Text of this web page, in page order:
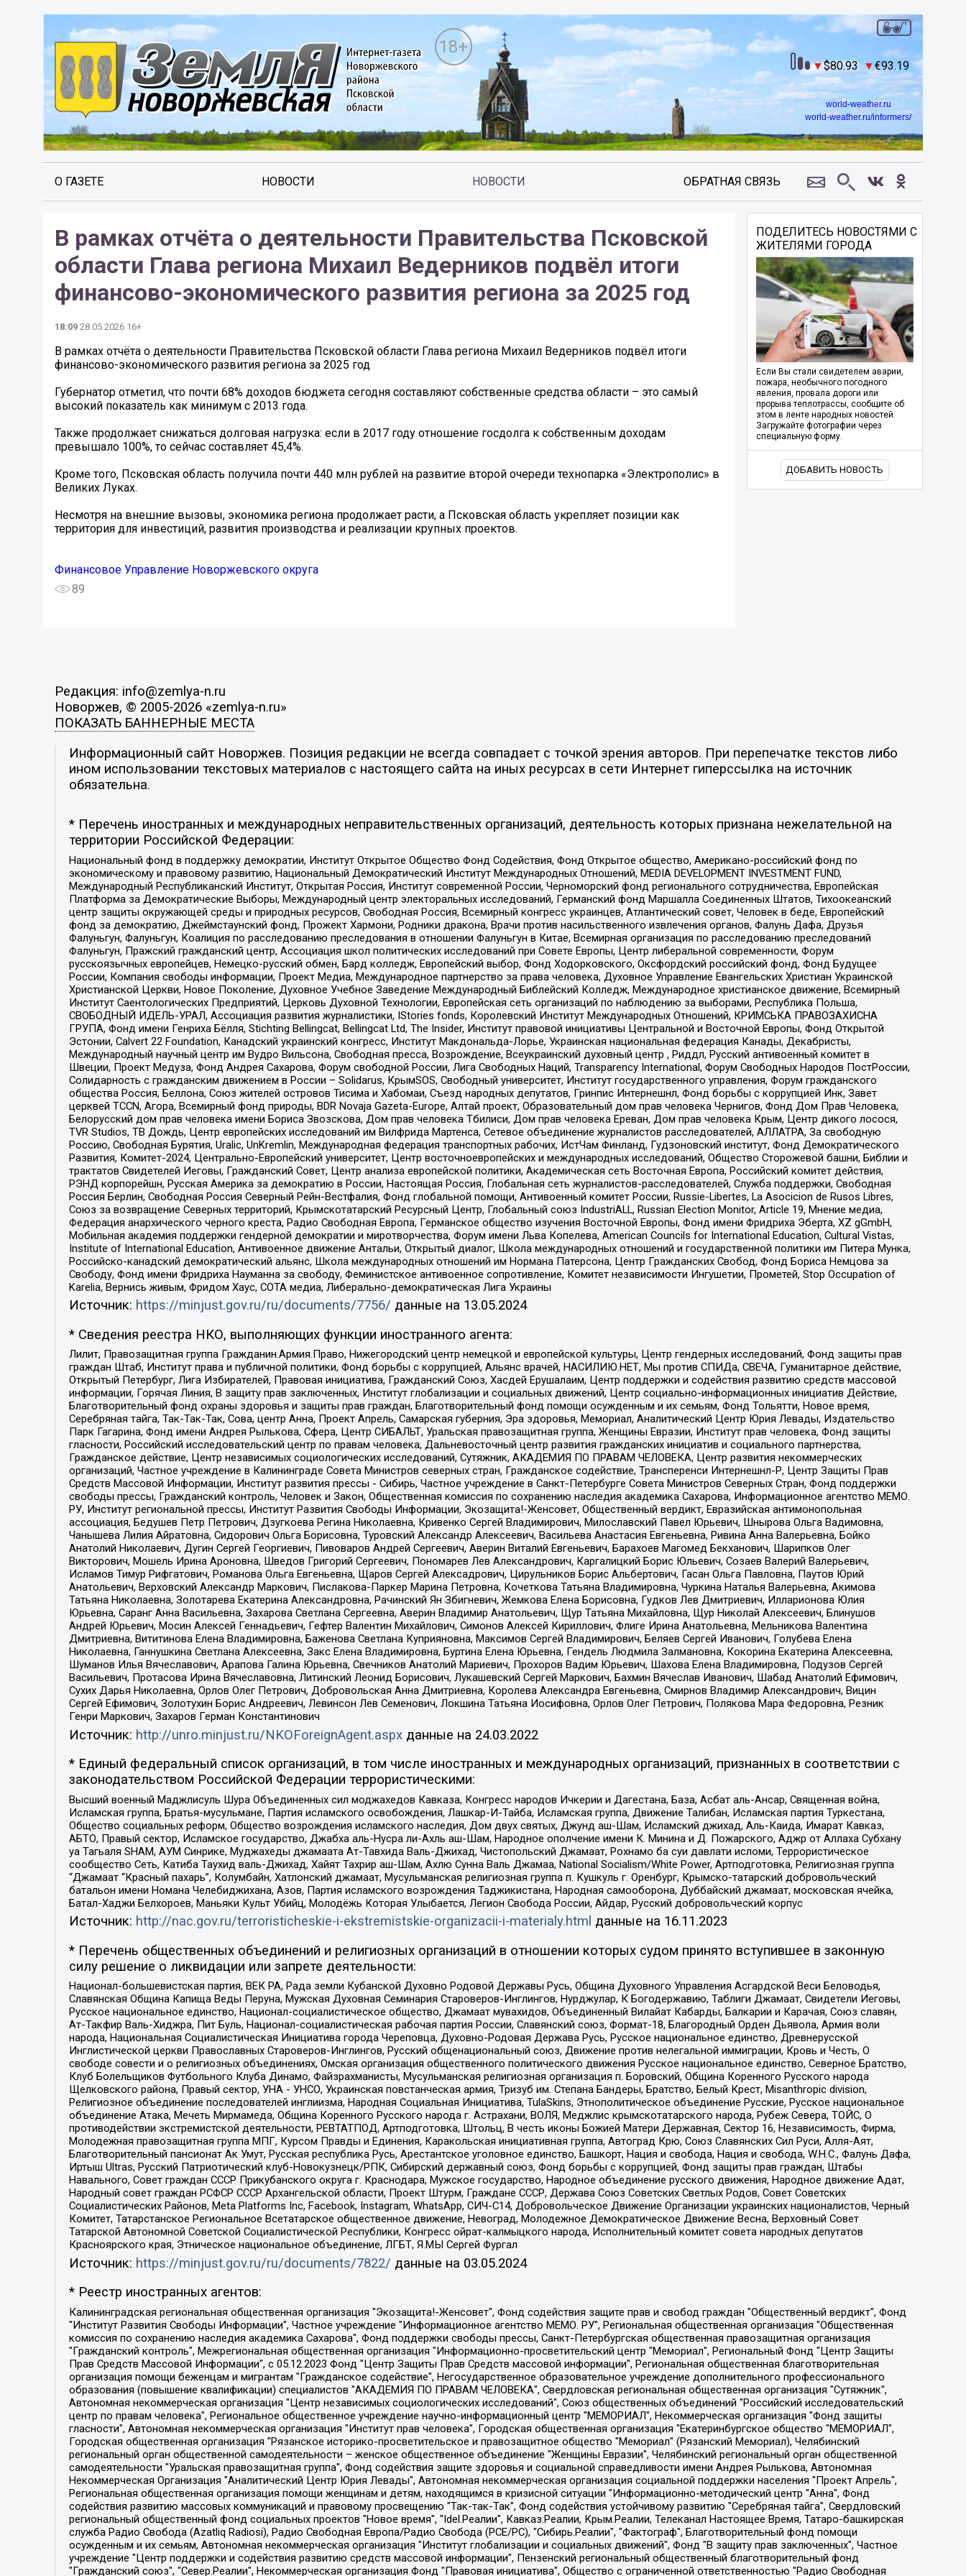
18+
80.93 93.19
world-weather.ru
world-weather.ru/informers/
О ГАЗЕТЕ НОВОСТИ НОВОСТИ ОБРАТНАЯ СВЯЗЬ
В рамках отчёта о деятельности Правительства Псковской
области Глава региона Михаил Ведерников подвёл итоги
финансово-экономического развития региона за 2025 год
18:09 28.05.2026 16+
В рамках отчёта о деятельности Правительства Псковской области Глава региона Михаил Ведерников подвёл итоги
финансово-экономического развития региона за 2025 год
Губернатор отметил, что почти 68% доходов бюджета сегодня составляют собственные средства области – это самый
высокий показатель как минимум с 2013 года.
Также продолжает снижаться долговая нагрузка: если в 2017 году отношение госдолга к собственным доходам
превышало 100%, то сейчас составляет 45,4%.
Кроме того, Псковская область получила почти 440 млн рублей на развитие второй очереди технопарка «Электрополис» в
Великих Луках.
Несмотря на внешние вызовы, экономика региона продолжает расти, а Псковская область укрепляет позиции как
территория для инвестиций, развития производства и реализации крупных проектов.
Финансовое Управление Новоржевского округа
89
ПОДЕЛИТЕСЬ НОВОСТЯМИ С
ЖИТЕЛЯМИ ГОРОДА
Если Вы стали свидетелем аварии,
пожара, необычного погодного
явления, провала дороги или
прорыва теплотрассы, сообщите об
этом в ленте народных новостей.
Загружайте фотографии через
специальную форму.
ДОБАВИТЬ НОВОСТЬ
Редакция: info@zemlya-n.ru
Новоржев, © 2005-2026 «zemlya-n.ru»
ПОКАЗАТЬ БАННЕРНЫЕ МЕСТА
Информационный сайт Новоржев. Позиция редакции не всегда совпадает с точкой зрения авторов. При перепечатке текстов либо
ином использовании текстовых материалов с настоящего сайта на иных ресурсах в сети Интернет гиперссылка на источник
обязательна.
* Перечень иностранных и международных неправительственных организаций, деятельность которых признана нежелательной на
территории Российской Федерации:
Национальный фонд в поддержку демократии, Институт Открытое Общество Фонд Содействия, Фонд Открытое общество, Американо-российский фонд по
экономическому и правовому развитию, Национальный Демократический Институт Международных Отношений, MEDIA DEVELOPMENT INVESTMENT FUND,
Международный Республиканский Институт, Открытая Россия, Институт современной России, Черноморский фонд регионального сотрудничества, Европейская
Платформа за Демократические Выборы, Международный центр электоральных исследований, Германский фонд Маршалла Соединенных Штатов, Тихоокеанский
центр защиты окружающей среды и природных ресурсов, Свободная Россия, Всемирный конгресс украинцев, Атлантический совет, Человек в беде, Европейский
фонд за демократию, Джеймстаунский фонд, Прожект Хармони, Родники дракона, Врачи против насильственного извлечения органов, Фалунь Дафа, Друзья
Фалуньгун, Фалуньгун, Коалиция по расследованию преследования в отношении Фалуньгун в Китае, Всемирная организация по расследованию преследований
Фалуньгун, Пражский гражданский центр, Ассоциация школ политических исследований при Совете Европы, Центр либеральной современности, Форум
русскоязычных европейцев, Немецко-русский обмен, Бард колледж, Европейский выбор, Фонд Ходорковского, Оксфордский российский фонд, Фонд Будущее
России, Компания свободы информации, Проект Медиа, Международное партнерство за права человека, Духовное Управление Евангельских Христиан Украинской
Христианской Церкви, Новое Поколение, Духовное Учебное Заведение Международный Библейский Колледж, Международное христианское движение, Всемирный
Институт Саентологических Предприятий, Церковь Духовной Технологии, Европейская сеть организаций по наблюдению за выборами, Республика Польша,
СВОБОДНЫЙ ИДЕЛЬ-УРАЛ, Ассоциация развития журналистики, IStories fonds, Королевский Институт Международных Отношений, КРИМСЬКА ПРАВОЗАХИСНА
ГРУПА, Фонд имени Генриха Бёлля, Stichting Bellingcat, Bellingcat Ltd, The Insider, Институт правовой инициативы Центральной и Восточной Европы, Фонд Открытой
Эстонии, Calvert 22 Foundation, Канадский украинский конгресс, Институт Макдональда-Лорье, Украинская национальная федерация Канады, Декабристы,
Международный научный центр им Вудро Вильсона, Свободная пресса, Возрождение, Всеукраинский духовный центр , Риддл, Русский антивоенный комитет в
Швеции, Проект Медуза, Фонд Андрея Сахарова, Форум свободной России, Лига Свободных Наций, Transparеncy International, Форум Свободных Народов ПостРоссии,
Солидарность с гражданским движением в России – Solidarus, КрымSOS, Свободный университет, Институт государственного управления, Форум гражданского
общества Россия, Беллона, Союз жителей островов Тисима и Хабомаи, Съезд народных депутатов, Гринпис Интернешнл, Фонд борьбы с коррупцией Инк, Завет
церквей TCCN, Агора, Всемирный фонд природы, BDR Novaja Gazeta-Europe, Алтай проект, Образовательный дом прав человека Чернигов, Фонд Дом Прав Человека,
Белорусский дом прав человека имени Бориса Звозскова, Дом прав человека Тбилиси, Дом прав человека Ереван, Дом прав человека Крым, Центр дикого лосося,
TVR Studios, ТВ Дождь, Центр европейских исследований им Вилфрида Мартенса, Сетевое объединение журналистов расследователей, АЛЛАТРА, За свободную
Россию, Свободная Бурятия, Uralic, UnKremlin, Международная федерация транспортных рабочих, ИстЧам Финланд, Гудзоновский институт, Фонд Демократического
Развития, Комитет-2024, Центрально-Европейский университет, Центр восточноевропейских и международных исследований, Общество Сторожевой башни, Библии и
трактатов Свидетелей Иеговы, Гражданский Совет, Центр анализа европейской политики, Академическая сеть Восточная Европа, Российский комитет действия,
РЭНД корпорейшн, Русская Америка за демократию в России, Настоящая Россия, Глобальная сеть журналистов-расследователей, Служба поддержки, Свободная
Россия Берлин, Свободная Россия Северный Рейн-Вестфалия, Фонд глобальной помощи, Антивоенный комитет России, Russie-Libertes, La Asocicion de Rusos Libres,
Союз за возвращение Северных территорий, Крымскотатарский Ресурсный Центр, Глобальный союз IndustriALL, Russian Election Monitor, Article 19, Мнение медиа,
Федерация анархического черного креста, Радио Свободная Европа, Германское общество изучения Восточной Европы, Фонд имени Фридриха Эберта, XZ gGmbH,
Мобильная академия поддержки гендерной демократии и миротворчества, Форум имени Льва Копелева, American Councils for International Education, Cultural Vistas,
Institute of International Education, Антивоенное движение Антальи, Открытый диалог, Школа международных отношений и государственной политики им Питера Мунка,
Российско-канадский демократический альянс, Школа международных отношений им Нормана Патерсона, Центр Гражданских Свобод, Фонд Бориса Немцова за
Свободу, Фонд имени Фридриха Науманна за свободу, Феминистское антивоенное сопротивление, Комитет независимости Ингушетии, Прометей, Stop Occupation of
Karelia, Вернись живым, Фридом Хаус, СОТА медиа, Либерально-демократическая Лига Украины
Источник: https://minjust.gov.ru/ru/documents/7756/ данные на 13.05.2024
* Сведения реестра НКО, выполняющих функции иностранного агента:
Лилит, Правозащитная группа Гражданин.Армия.Право, Нижегородский центр немецкой и европейской культуры, Центр гендерных исследований, Фонд защиты прав
граждан Штаб, Институт права и публичной политики, Фонд борьбы с коррупцией, Альянс врачей, НАСИЛИЮ.НЕТ, Мы против СПИДа, СВЕЧА, Гуманитарное действие,
Открытый Петербург, Лига Избирателей, Правовая инициатива, Гражданский Союз, Хасдей Ерушалаим, Центр поддержки и содействия развитию средств массовой
информации, Горячая Линия, В защиту прав заключенных, Институт глобализации и социальных движений, Центр социально-информационных инициатив Действие,
Благотворительный фонд охраны здоровья и защиты прав граждан, Благотворительный фонд помощи осужденным и их семьям, Фонд Тольятти, Новое время,
Серебряная тайга, Так-Так-Так, Сова, центр Анна, Проект Апрель, Самарская губерния, Эра здоровья, Мемориал, Аналитический Центр Юрия Левады, Издательство
Парк Гагарина, Фонд имени Андрея Рылькова, Сфера, Центр СИБАЛЬТ, Уральская правозащитная группа, Женщины Евразии, Институт прав человека, Фонд защиты
гласности, Российский исследовательский центр по правам человека, Дальневосточный центр развития гражданских инициатив и социального партнерства,
Гражданское действие, Центр независимых социологических исследований, Сутяжник, АКАДЕМИЯ ПО ПРАВАМ ЧЕЛОВЕКА, Центр развития некоммерческих
организаций, Частное учреждение в Калининграде Совета Министров северных стран, Гражданское содействие, Трансперенси Интернешнл-Р, Центр Защиты Прав
Средств Массовой Информации, Институт развития прессы - Сибирь, Частное учреждение в Санкт-Петербурге Совета Министров Северных Стран, Фонд поддержки
свободы прессы, Гражданский контроль, Человек и Закон, Общественная комиссия по сохранению наследия академика Сахарова, Информационное агентство МЕМО.
РУ, Институт региональной прессы, Институт Развития Свободы Информации, Экозащита!-Женсовет, Общественный вердикт, Евразийская антимонопольная
ассоциация, Бедушев Петр Петрович, Дзугкоева Регина Николаевна, Кривенко Сергей Владимирович, Милославский Павел Юрьевич, Шнырова Ольга Вадимовна,
Чанышева Лилия Айратовна, Сидорович Ольга Борисовна, Туровский Александр Алексеевич, Васильева Анастасия Евгеньевна, Ривина Анна Валерьевна, Бойко
Анатолий Николаевич, Дугин Сергей Георгиевич, Пивоваров Андрей Сергеевич, Аверин Виталий Евгеньевич, Барахоев Магомед Бекханович, Шарипков Олег
Викторович, Мошель Ирина Ароновна, Шведов Григорий Сергеевич, Пономарев Лев Александрович, Каргалицкий Борис Юльевич, Созаев Валерий Валерьевич,
Исламов Тимур Рифгатович, Романова Ольга Евгеньевна, Щаров Сергей Алексадрович, Цирульников Борис Альбертович, Гасан Ольга Павловна, Паутов Юрий
Анатольевич, Верховский Александр Маркович, Пислакова-Паркер Марина Петровна, Кочеткова Татьяна Владимировна, Чуркина Наталья Валерьевна, Акимова
Татьяна Николаевна, Золотарева Екатерина Александровна, Рачинский Ян Збигневич, Жемкова Елена Борисовна, Гудков Лев Дмитриевич, Илларионова Юлия
Юрьевна, Саранг Анна Васильевна, Захарова Светлана Сергеевна, Аверин Владимир Анатольевич, Щур Татьяна Михайловна, Щур Николай Алексеевич, Блинушов
Андрей Юрьевич, Мосин Алексей Геннадьевич, Гефтер Валентин Михайлович, Симонов Алексей Кириллович, Флиге Ирина Анатольевна, Мельникова Валентина
Дмитриевна, Вититинова Елена Владимировна, Баженова Светлана Куприяновна, Максимов Сергей Владимирович, Беляев Сергей Иванович, Голубева Елена
Николаевна, Ганнушкина Светлана Алексеевна, Закс Елена Владимировна, Буртина Елена Юрьевна, Гендель Людмила Залмановна, Кокорина Екатерина Алексеевна,
Шуманов Илья Вячеславович, Арапова Галина Юрьевна, Свечников Анатолий Мариевич, Прохоров Вадим Юрьевич, Шахова Елена Владимировна, Подузов Сергей
Васильевич, Протасова Ирина Вячеславовна, Литинский Леонид Борисович, Лукашевский Сергей Маркович, Бахмин Вячеслав Иванович, Шабад Анатолий Ефимович,
Сухих Дарья Николаевна, Орлов Олег Петрович, Добровольская Анна Дмитриевна, Королева Александра Евгеньевна, Смирнов Владимир Александрович, Вицин
Сергей Ефимович, Золотухин Борис Андреевич, Левинсон Лев Семенович, Локшина Татьяна Иосифовна, Орлов Олег Петрович, Полякова Мара Федоровна, Резник
Генри Маркович, Захаров Герман Константинович
Источник: http://unro.minjust.ru/NKOForeignAgent.aspxданные на 24.03.2022
* Единый федеральный список организаций, в том числе иностранных и международных организаций, признанных в соответствии с
законодательством Российской Федерации террористическими:
Высший военный Маджлисуль Шура Объединенных сил моджахедов Кавказа, Конгресс народов Ичкерии и Дагестана, База, Асбат аль-Ансар, Священная война,
Исламская группа, Братья-мусульмане, Партия исламского освобождения, Лашкар-И-Тайба, Исламская группа, Движение Талибан, Исламская партия Туркестана,
Общество социальных реформ, Общество возрождения исламского наследия, Дом двух святых, Джунд аш-Шам, Исламский джихад, Аль-Каида, Имарат Кавказ,
АБТО, Правый сектор, Исламское государство, Джабха аль-Нусра ли-Ахль аш-Шам, Народное ополчение имени К. Минина и Д. Пожарского, Аджр от Аллаха Субхану
уа Тагьаля SHAM, АУМ Синрике, Муджахеды джамаата Ат-Тавхида Валь-Джихад, Чистопольский Джамаат, Рохнамо ба суи давлати исломи, Террористическое
сообщество Сеть, Катиба Таухид валь-Джихад, Хайят Тахрир аш-Шам, Ахлю Сунна Валь Джамаа, National Socialism/White Power, Артподготовка, Религиозная группа
“Джамаат “Красный пахарь”, Колумбайн, Хатлонский джамаат, Мусульманская религиозная группа п. Кушкуль г. Оренбург, Крымско-татарский добровольческий
батальон имени Номана Челебиджихана, Азов, Партия исламского возрождения Таджикистана, Народная самооборона, Дуббайский джамаат, московская ячейка,
Батал-Хаджи Белхороев, Маньяки Культ Убийц, Молодёжь Которая Улыбается, Легион Свобода России, Айдар, Русский добровольческий корпус
Источник: http://nac.gov.ru/terroristicheskie-i-ekstremistskie-organizacii-i-materialy.html данные на 16.11.2023
* Перечень общественных объединений и религиозных организаций в отношении которых судом принято вступившее в законную
силу решение о ликвидации или запрете деятельности:
Национал-большевистская партия, ВЕК РА, Рада земли Кубанской Духовно Родовой Державы Русь, Община Духовного Управления Асгардской Веси Беловодья,
Славянская Община Капища Веды Перуна, Мужская Духовная Семинария Староверов-Инглингов, Нурджулар, К Богодержавию, Таблиги Джамаат, Свидетели Иеговы,
Русское национальное единство, Национал-социалистическое общество, Джамаат мувахидов, Объединенный Вилайат Кабарды, Балкарии и Карачая, Союз славян,
Ат-Такфир Валь-Хиджра, Пит Буль, Национал-социалистическая рабочая партия России, Славянский союз, Формат-18, Благородный Орден Дьявола, Армия воли
народа, Национальная Социалистическая Инициатива города Череповца, Духовно-Родовая Держава Русь, Русское национальное единство, Древнерусской
Инглистической церкви Православных Староверов-Инглингов, Русский общенациональный союз, Движение против нелегальной иммиграции, Кровь и Честь, О
свободе совести и о религиозных объединениях, Омская организация общественного политического движения Русское национальное единство, Северное Братство,
Клуб Болельщиков Футбольного Клуба Динамо, Файзрахманисты, Мусульманская религиозная организация п. Боровский, Община Коренного Русского народа
Щелковского района, Правый сектор, УНА - УНСО, Украинская повстанческая армия, Тризуб им. Степана Бандеры, Братство, Белый Крест, Misanthropic division,
Религиозное объединение последователей инглиизма, Народная Социальная Инициатива, TulaSkins, Этнополитическое объединение Русские, Русское национальное
объединение Атака, Мечеть Мирмамеда, Община Коренного Русского народа г. Астрахани, ВОЛЯ, Меджлис крымскотатарского народа, Рубеж Севера, ТОЙС, О
противодействии экстремистской деятельности, РЕВТАТПОД, Артподготовка, Штольц, В честь иконы Божией Матери Державная, Сектор 16, Независимость, Фирма,
Молодежная правозащитная группа МПГ, Курсом Правды и Единения, Каракольская инициативная группа, Автоград Крю, Союз Славянских Сил Руси, Алля-Аят,
Благотворительный пансионат Ак Умут, Русская республика Русь, Арестантское уголовное единство, Башкорт, Нация и свобода, Нация и свобода, W.H.С., Фалунь Дафа,
Иртыш Ultras, Русский Патриотический клуб-Новокузнецк/РПК, Сибирский державный союз, Фонд борьбы с коррупцией, Фонд защиты прав граждан, Штабы
Навального, Совет граждан СССР Прикубанского округа г. Краснодара, Мужское государство, Народное объединение русского движения, Народное движение Адат,
Народный совет граждан РСФСР СССР Архангельской области, Проект Штурм, Граждане СССР, Держава Союз Советских Светлых Родов, Совет Советских
Социалистических Районов, Meta Platforms Inc, Facebook, Instagram, WhatsApp, СИЧ-С14, Добровольческое Движение Организации украинских националистов, Черный
Комитет, Татарстанское Региональное Всетатарское общественное движение, Невоград, Молодежное Демократическое Движение Весна, Верховный Совет
Татарской Автономной Советской Социалистической Республики, Конгресс ойрат-калмыцкого народа, Исполнительный комитет совета народных депутатов
Красноярского края, Этническое национальное объединение, ЛГБТ, Я.МЫ Сергей Фургал
Источник: https://minjust.gov.ru/ru/documents/7822/ данные на 03.05.2024
* Реестр иностранных агентов:
Калининградская региональная общественная организация "Экозащита!-Женсовет", Фонд содействия защите прав и свобод граждан "Общественный вердикт", Фонд "Институт Развития Свободы Информации", Частное учреждение "Информационное агентство МЕМО. РУ", Региональная общественная организация "Общественная комиссия по сохранению наследия академика Сахарова", Фонд поддержки свободы прессы, Санкт-Петербургская общественная правозащитная организация "Гражданский контроль", Межрегиональная общественная организация "Информационно-просветительский центр "Мемориал", Региональный Фонд "Центр Защиты Прав Средств Массовой Информации", с 05.12.2023 Фонд "Центр Защиты Прав Средств массовой информации", Региональная общественная благотворительная организация помощи беженцам и мигрантам "Гражданское содействие", Негосударственное образовательное учреждение дополнительного профессионального образования (повышение квалификации) специалистов "АКАДЕМИЯ ПО ПРАВАМ ЧЕЛОВЕКА", Свердловская региональная общественная организация "Сутяжник", Автономная некоммерческая организация "Центр независимых социологических исследований", Союз общественных объединений "Российский исследовательский центр по правам человека", Региональное общественное учреждение научно-информационный центр "МЕМОРИАЛ", Некоммерческая организация "Фонд защиты гласности", Автономная некоммерческая организация "Институт прав человека", Городская общественная организация "Екатеринбургское общество "МЕМОРИАЛ", Городская общественная организация "Рязанское историко-просветительское и правозащитное общество "Мемориал" (Рязанский Мемориал), Челябинский региональный орган общественной самодеятельности – женское общественное объединение "Женщины Евразии", Челябинский региональный орган общественной самодеятельности "Уральская правозащитная группа", Фонд содействия защите здоровья и социальной справедливости имени Андрея Рылькова, Автономная Некоммерческая Организация "Аналитический Центр Юрия Левады", Автономная некоммерческая организация социальной поддержки населения "Проект Апрель", Региональная общественная организация помощи женщинам и детям, находящимся в кризисной ситуации "Информационно-методический центр "Анна", Фонд содействия развитию массовых коммуникаций и правовому просвещению "Так-так-Так", Фонд содействия устойчивому развитию "Серебряная тайга", Свердловский региональный общественный фонд социальных проектов "Новое время", "Idel.Реалии", Кавказ.Реалии, Крым.Реалии, Телеканал Настоящее Время, Татаро-башкирская служба Радио Свобода (Azatliq Radiosi), Радио Свободная Европа/Радио Свобода (PCE/PC), "Сибирь.Реалии", "Фактограф", Благотворительный фонд помощи осужденным и их семьям, Автономная некоммерческая организация "Институт глобализации и социальных движений", Фонд "В защиту прав заключенных", Частное учреждение "Центр поддержки и содействия развитию средств массовой информации", Пензенский региональный общественный благотворительный фонд "Гражданский союз", "Север.Реалии", Некоммерческая организация Фонд "Правовая инициатива", Общество с ограниченной ответственностью "Радио Свободная Европа/Радио Свобода", Чешское информационное агентство "MEDIUM-ORIENT", Красноярская региональная общественная организация "Мы против СПИДа", Камалягин Денис Николаевич, Маркелов Сергей Евгеньевич, Пономарев Лев Александрович, Савицкая Людмила Алексеевна, Автономная некоммерческая организация "Центр по работе с проблемой насилия "НАСИЛИЮ.НЕТ", Межрегиональный профессиональный союз работников здравоохранения "Альянс врачей", Юридическое лицо, зарегистрированное в Латвийской Республике, SIA "Medusa Project" (регистрационный номер 40103797863, дата регистрации 10.06.2014), Некоммерческая организация "Фонд по борьбе с коррупцией", Автономная некоммерческая организация "Институт права и публичной политики", Баданин Роман Сергеевич, Гликин Максим Александрович, Железнова Мария Михайловна, Лукьянова Юлия Сергеевна, Маетная Елизавета Витальевна, Маняхин Петр Борисович, Чуракова Ольга Владимировна, Ярош Юлия Петровна, Юридическое лицо "The Insider SIA", зарегистрированное в Риге, Латвийская Республика (дата регистрации 26.06.2015), являющееся администратором доменного имени интернет-издания "The Insider SIA", https://theins.ru, Постернак Алексей Евгеньевич, Рубин Михаил Аркадьевич, Анин Роман Александрович, Юридическое лицо Istories fonds, зарегистрированное в Латвийской Республике (регистрационный номер 50008295751, дата регистрации 24.02.2020), Великовский Дмитрий Александрович, Долинина Ирина Николаевна, Мароховская Алеся Алексеевна, Шлейнов Роман Юрьевич, Шмагун Олеся Валентиновна, Общество с ограниченной ответственностью "Альтаир 2021", Общество с ограниченной ответственностью "Вега 2021", Общество с ограниченной ответственностью "Главный редактор 2021", Общество с ограниченной ответственностью "Ромашки монолит", Важенков Артем Валерьевич, Ивановская областная общественная организация "Центр гендерных исследований", Гурман Юрий Альбертович, Медиапроект "ОВД-Инфо", Егоров Владимир Владимирович, Жилинский Владимир Александрович, Общество с ограниченной ответственностью "ЗП", Иванова София Юрьевна, Карезина Инна Павловна, Кильтау Екатерина Викторовна, Петров Алексей Викторович, Пискунов Сергей Евгеньевич, Смирнов Сергей Сергеевич, Тихонов Михаил Сергеевич, Общество с ограниченной ответственностью "ЖУРНАЛИСТ-ИНОСТРАННЫЙ АГЕНТ", Арапова Галина Юрьевна, Вольтская Татьяна Анатольевна, Американская компания "Mason G.E.S. Anonymous Foundation" (США), являющаяся владельцем интернет-издания https://mnews.world/, Компания "Stichting Bellingcat", зарегистрированная в Нидерландах (дата регистрации 11.07.2018), Захаров Андрей Вячеславович, Клепиковская Екатерина Дмитриевна, Общество с ограниченной ответственностью "МЕМО", Перл Роман Александрович, Симонов Евгений Алексеевич, Соловьева Елена Анатольевна, Сотников Даниил Владимирович, Сурначева Елизавета Дмитриевна, Автономная некоммерческая организация по защите прав человека и информированию населения "Якутия – Наше Мнение", Общество с ограниченной ответственностью "Москоу диджитал медиа", с 26.01.2023 Общество с ограниченной ответственностью "Чайка Белые сады", Ветошкина Валерия Валерьевна, Заговора Максим Александрович, Межрегиональное общественное движение "Российская ЛГБТ - сеть", Оленичев Максим Владимирович, Павлов Иван Юрьевич, Скворцова Елена Сергеевна, Общество с ограниченной ответственностью "Как бы инагент", Кочетков Игорь Викторович, Общество с ограниченной ответственностью "Честные выборы", Еланчик Олег Александрович, Общество с ограниченной ответственностью "Нобелевский призыв", Гималова Регина Эмилевна, Григорьев Андрей Валерьевич, Григорьева Алина Александровна, Ассоциация по содействию защите прав призывников, альтернативнослужащих и военнослужащих "Правозащитная группа "Гражданин.Армия.Право", Хисамова Регина Фаритовна, Автономная некоммерческая организация по реализации социально-правовых программ "Лилит", Дальневосточное общественное движение "Маяк", Санкт-Петербургская ЛГБТ-инициативная группа "Выход", Инициативная группа ЛГБТ+ "Реверс", Алексеев Андрей Викторович, Бекбулатова Таисия Львовна, Беляев Иван Михайлович, Владыкина Елена Сергеевна, Гельман Марат Александрович, Никульшина Вероника Юрьевна, Толоконникова Надежда Андреевна, Шендерович Виктор Анатольевич, Общество с ограниченной ответственностью "Данное сообщение", Общество с ограниченной ответственностью Издательский дом "Новая глава", Айнбиндер Александра Александровна, Московский комьюнити-центр для ЛГБТ+инициатив, Благотворительный фонд развития филантропии, Deutsche Welle (Германия, Kurt-Schumacher-Strasse 3, 53113 Bonn), Борзунова Мария Михайловна, Воробьев Виктор Викторович, Голубева Анна Львовна, Константинова Алла Михайловна, Малкова Ирина Владимировна, Мурадов Мурад Абдулгалимович, Осетинская Елизавета Николаевна, Понасенков Евгений Николаевич, Ганапольский Матвей Юрьевич, Киселев Евгений Алексеевич, Борухович Ирина Григорьевна, Дремин Иван Тимофеевич, Дубровский Дмитрий Викторович, Красноярская региональная общественная организация поддержки и развития альтернативных образовательных технологий и межкультурных коммуникаций "ИНТЕРРА", Маяковская Екатерина Алексеевна, Фейгин Марк Захарович, Филимонов Андрей Викторович, Дзугкоева Регина Николаевна, Доброхотов Роман Александрович, Дудь Юрий Александрович, Елкин Сергей Владимирович, Кругликов Кирилл Игоревич, Сабунаева Мария Леонидовна, Семенов Алексей Владимирович, Шаинян Карен Багратович, Шульман Екатерина Михайловна, Асафьев Артур Валерьевич, Вахштайн Виктор Семенович, Венедиктов Алексей Алексеевич, Лушникова Екатерина Евгеньевна, Волков Леонид Михайлович, Невзоров Александр Глебович, Пархоменко Сергей Борисович, Сироткин Ярослав Николаевич, Кара-Мурза Владимир Владимирович, Баранова Наталья Владимировна, Гозман Леонид Яковлевич, Кагарлицкий Борис Юльевич, Климарев Михаил Валерьевич, Милов Владимир Станиславович, Автономная некоммерческая организация Краснодарский центр современного искусства "Типография", Моргенштерн Алишер Тагирович, Соболь Любовь Эдуардовна, Общество с ограниченной ответственностью "ЛИЗА НОРМ", Каспаров Гарри Кимович, Ходорковский Михаил Борисович, Общество с ограниченной ответственностью "Апрельские тезисы", Данилович Ирина Брониславовна, Кашин Олег Владимирович, Петров Николай Владимирович, Пивоваров Алексей Владимирович, Соколов Михаил Владимирович, Цветкова Юлия Владимировна, Чичваркин Евгений Александрович, Комитет против пыток/Команда против пыток, Общество с ограниченной ответственностью "Первый научный", Общество с ограниченной ответственностью "Вертолет и ко", Белоцерковская Вероника Борисовна, Кац Максим Евгеньевич, Лазарева Татьяна Юрьевна, Шаведдинов Руслан Табризович, Яшин Илья Валерьевич, Общество с ограниченной ответственностью "Иноагент ААВ", Алешковский Дмитрий Петрович, Альбац Евгения Марковна, Быков Дмитрий Львович, Галямина Юлия Евгеньевна, Лойко Сергей Леонидович, Мартынов Кирилл Константинович, Медведев Сергей Александрович, Крашенинников Федор Геннадиевич, Гордеева Катерина Вл